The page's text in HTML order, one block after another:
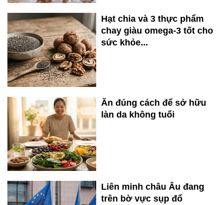
Hạt chia và 3 thực phẩm
chay giàu omega-3 tốt cho
sức khỏe...
Ăn đúng cách để sở hữu
làn da không tuổi
Liên minh châu Âu đang
trên bờ vực sụp đổ